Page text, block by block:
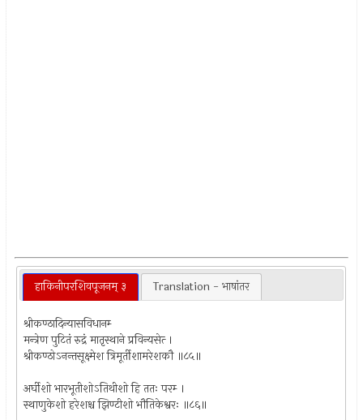
हाकिनीपरशिवपूजनम् ३ Translation - भाषांतर
श्रीकण्ठादिन्यासविधानम्‍
मन्त्रेण पुटितं रुद्रं मातृस्थाने प्रविन्यसेत्‍ ।
श्रीकण्ठोऽनन्तसूक्ष्मेश त्रिमूर्तीशामरेशकौ ॥८५॥
अर्घीशो भारभूतीशोऽतिथीशो हि ततः परम्‍ ।
स्थाणुकेशो हरेशश्च झिण्टीशो भौतिकेश्वरः ॥८६॥